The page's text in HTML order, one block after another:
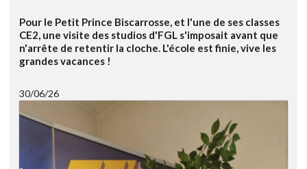
Pour le Petit Prince Biscarrosse, et l'une de ses classes
CE2, une visite des studios d'FGL s'imposait avant que
n'arrête de retentir la cloche. L'école est finie, vive les
grandes vacances !
30/06/26